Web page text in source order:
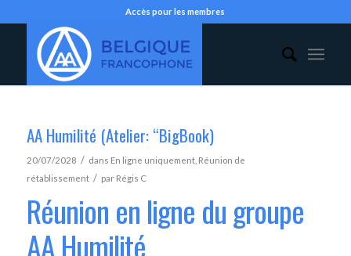
Accès pour les membres
AA Humilité (Atelier: “BigBook)
20/07/2028 / dans En ligne uniquement, Réunion de
rétablissement / par Régis C
Réunion en ligne du groupe
AA Humilité